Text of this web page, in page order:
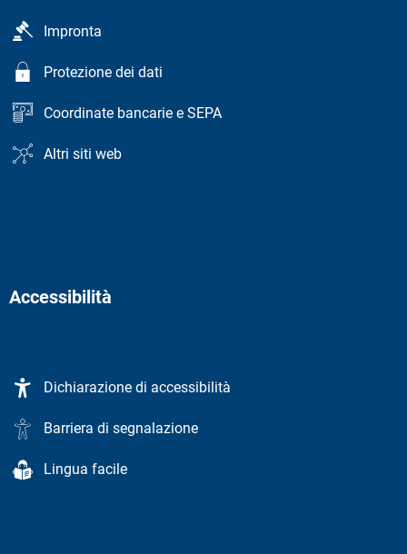
Impronta
Protezione dei dati
Coordinate bancarie e SEPA
Altri siti web
Accessibilità
Dichiarazione di accessibilità
Barriera di segnalazione
Lingua facile